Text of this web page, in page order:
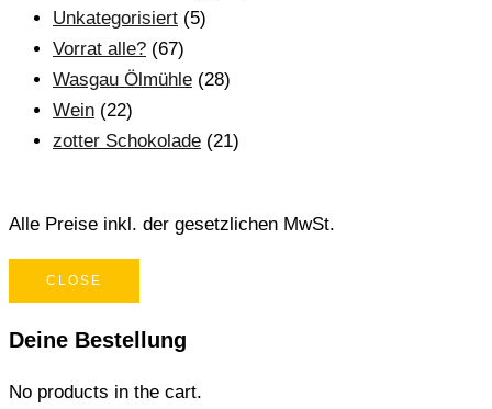
Unkategorisiert (5)
Vorrat alle? (67)
Wasgau Ölmühle (28)
Wein (22)
zotter Schokolade (21)
Alle Preise inkl. der gesetzlichen MwSt.
CLOSE
Deine Bestellung
No products in the cart.